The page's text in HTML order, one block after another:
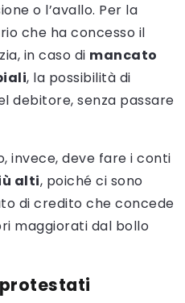
o l’avallo. Per la
che ha concesso il
in caso di mancato
, la possibilità di
debitore, senza passare
invece, deve fare i conti
alti, poiché ci sono
di credito che concede
maggiorati dal bollo